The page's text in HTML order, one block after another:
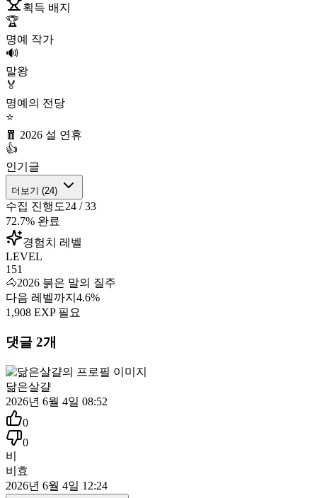
획득 배지
🏆
명예 작가
🔊
말왕
🏅
명예의 전당
⭐
🧧 2026 설 연휴
👍
인기글
더보기 (24)
수집 진행도24 /33
72.7% 완료
경험치 레벨
LEVEL
151
🐴2026 붉은 말의 질주
다음 레벨까지 4.6%
1,908 EXP 필요
댓글 2개
닮은살걀
2026년 6월 4일 08:52
0
0
비
비효
2026년 6월 4일 12:24